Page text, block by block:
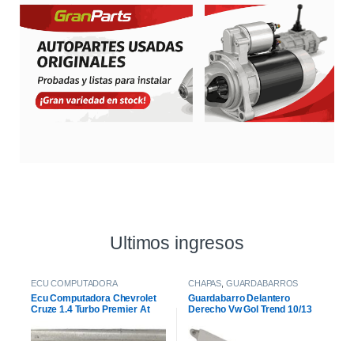
Ultimos ingresos
ECU COMPUTADORA
Ecu Computadora Chevrolet
Cruze 1.4 Turbo Premier At
CHAPAS GUARDABARROS
Guardabarro Delantero
Derecho Vw Gol Trend 10/13